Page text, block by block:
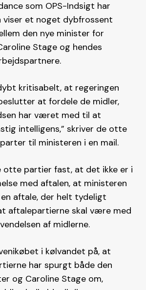
som OPS-Indsigt har
viser et noget dybfrossent
den nye minister for
Stage og hendes
kritisabelt, at regeringen
at fordele de midler,
har været med til at
intelligens,” skriver de otte
til ministeren i en mail.
otte partier fast, at det ikke er i
med aftalen, at ministeren
aftale, der helt tydeligt
aftalepartierne skal være med
af midlerne.
i kølvandet på, at
har spurgt både den
og Caroline Stage om,